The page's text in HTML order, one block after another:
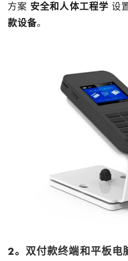
方案 安全和人体工程学 设
款设备。
2。双付款终端和平板电